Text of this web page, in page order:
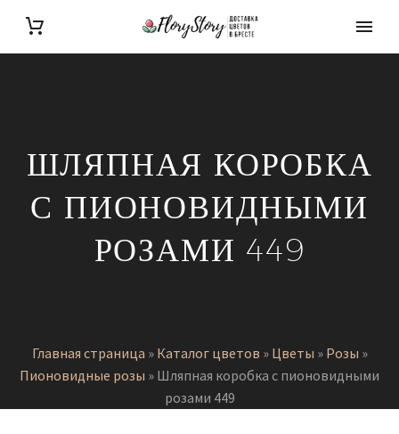
ШЛЯПНАЯ КОРОБКА
С ПИОНОВИДНЫМИ
РОЗАМИ 449
Главная страница » Каталог цветов » Цветы » Розы »
Пионовидные розы » Шляпная коробка с пионовидными
розами 449